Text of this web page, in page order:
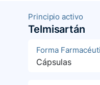
Principio activo
Telmisartán
Forma
Cápsulas